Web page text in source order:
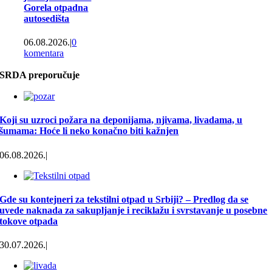
Gorela otpadna
autosedišta
06.08.2026.|0
komentara
vanredna situacija
zbog požara na
deponiji
06.08.2026.
Ponovo gori
deponija u Bačkoj
Palanci
05.08.2026.
SRDA preporučuje
Koji su uzroci požara na deponijama, njivama, livadama, u
šumama: Hoće li neko konačno biti kažnjen
06.08.2026.|
Gde su kontejneri za tekstilni otpad u Srbiji? – Predlog da se
uvede naknada za sakupljanje i reciklažu i svrstavanje u posebne
tokove otpada
30.07.2026.|